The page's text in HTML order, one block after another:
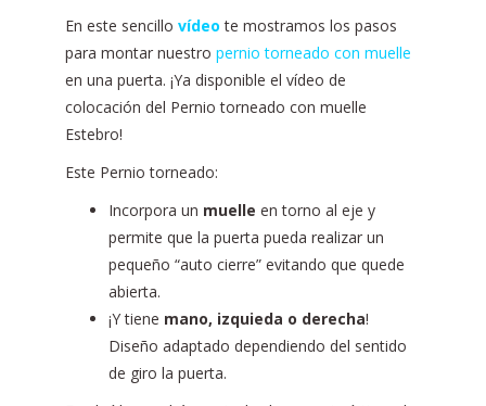
En este sencillo vídeo te mostramos los pasos
para montar nuestro pernio torneado con muelle
en una puerta. ¡Ya disponible el vídeo de
colocación del Pernio torneado con muelle
Estebro!
Este Pernio torneado:
Incorpora un muelle en torno al eje y
permite que la puerta pueda realizar un
pequeño “auto cierre” evitando que quede
abierta.
¡Y tiene mano, izquieda o derecha!
Diseño adaptado dependiendo del sentido
de giro la puerta.